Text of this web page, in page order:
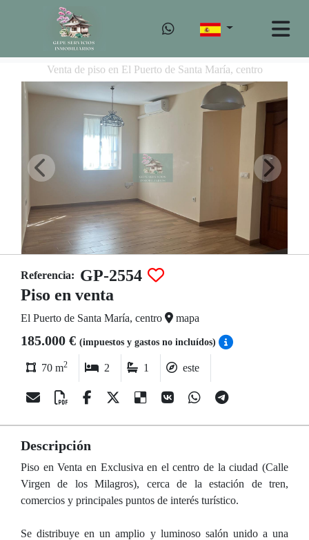
Venta de piso en El Puerto de Santa María, centro
Referencia: GP-2554
Piso en venta
El Puerto de Santa María, centro mapa
185.000 € (impuestos y gastos no incluídos)
70 m2 2 1 este
Descripción
Piso en Venta en Exclusiva en el centro de la ciudad (Calle
Virgen de los Milagros), cerca de la estación de tren,
comercios y principales puntos de interés turístico.
Se distribuye en un amplio y luminoso salón unido a una